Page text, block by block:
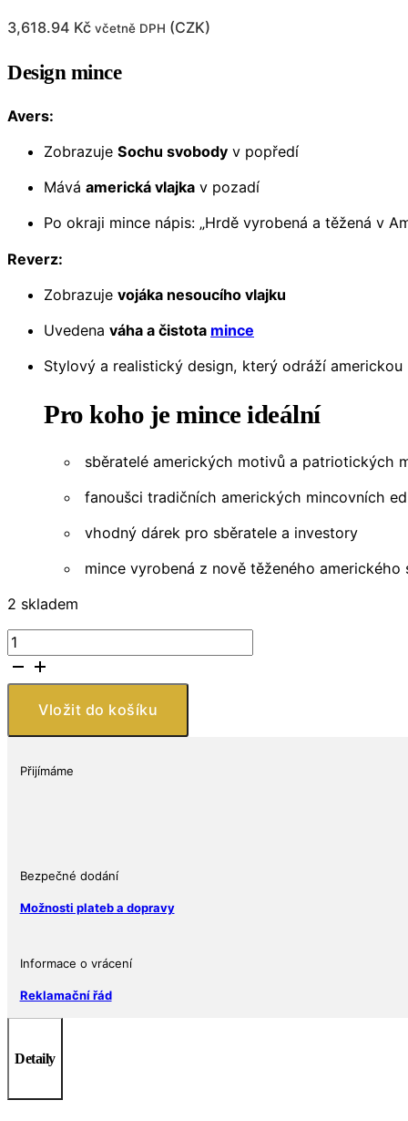
3,618.94 Kč včetně DPH (CZK)
Design mince
Avers:
Zobrazuje Sochu svobody v popředí
Mává americká vlajka v pozadí
Po okraji mince nápis: „Hrdě vyrobená a těžená v
Reverz:
Zobrazuje vojáka nesoucího vlajku
Uvedena váha a čistota mince
Stylový a realistický design, který odráží americkou
Pro koho je mince ideální
sběratelé amerických motivů a patriotických
fanoušci tradičních amerických mincovních
vhodný dárek pro sběratele a investory
mince vyrobená z nově těženého
2 skladem
Stříbrná
mince
True
Patriot
Silvertowne
Vložit do košíku
Přijímáme
Bezpečné dodání
Možnosti plateb a dopravy
Informace o vrácení
Reklamační řád
Detaily